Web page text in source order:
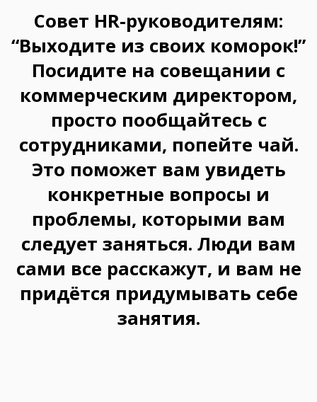
Совет HR-руководителям:
“Выходите из своих коморок!”
Посидите на совещании с
коммерческим директором,
просто пообщайтесь с
сотрудниками, попейте чай.
Это поможет вам увидеть
конкретные вопросы и
проблемы, которыми вам
следует заняться. Люди вам
сами все расскажут, и вам не
придётся придумывать себе
занятия.